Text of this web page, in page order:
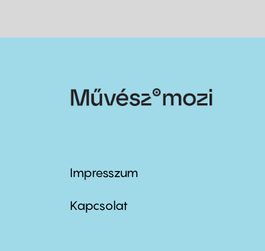
Footer
menu
Impresszum
Kapcsolat